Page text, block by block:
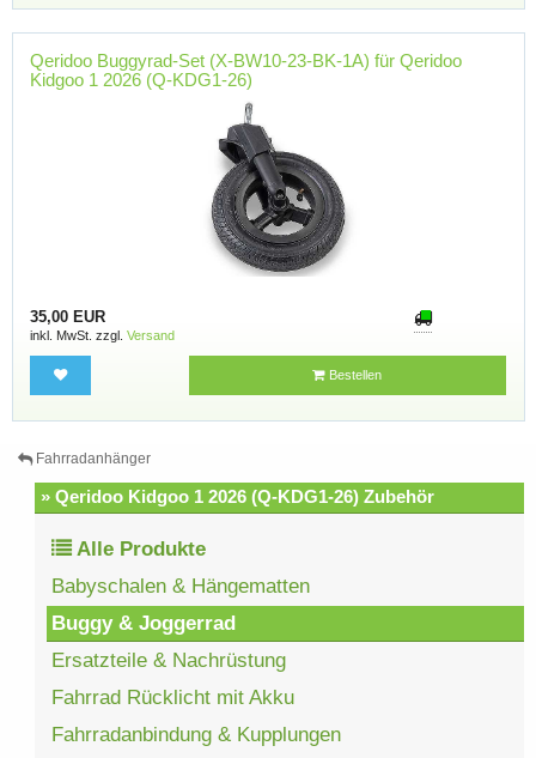
Qeridoo Buggyrad-Set (X-BW10-23-BK-1A) für Qeridoo
Kidgoo 1 2026 (Q-KDG1-26)
35,00 EUR
inkl. MwSt. zzgl. Versand
Bestellen
Fahrradanhänger
» Qeridoo Kidgoo 1 2026 (Q-KDG1-26) Zubehör
Alle Produkte
Babyschalen & Hängematten
Buggy & Joggerrad
Ersatzteile & Nachrüstung
Fahrrad Rücklicht mit Akku
Fahrradanbindung & Kupplungen